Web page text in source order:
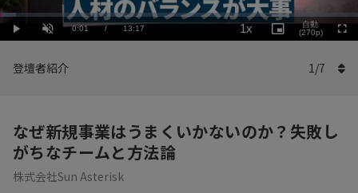
Play UnmuteCurrent
0:01 / Duration
13:17
Loaded:
4.52%
1x
Playback
Rate
Picture-
in-
自動
(270p)
登壇者紹介 1/7
なぜ新規事業はうまくいかないのか？失敗し
がちなチームと方法論
株式会社Sun Asterisk